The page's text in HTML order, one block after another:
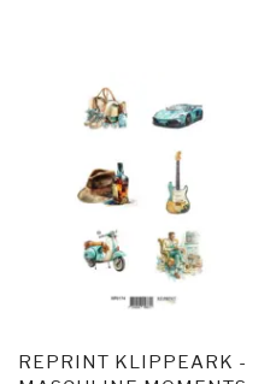
REPRINT KLIPPEARK -